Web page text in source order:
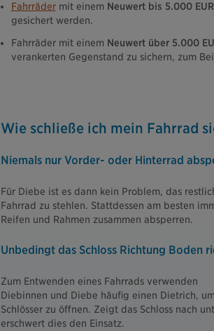
Fahrrädermit einem Neuwert bis 5.000 EUR
gesichert werden.
Fahrräder mit einem Neuwert über 5.000
verankerten Gegenstand zu sichern, zum
Wie schließe ich mein Fahrrad
Niemals nur Vorder- oder Hinterrad
Für Diebe ist es dann kein Problem, das
Fahrrad zu stehlen. Stattdessen am besten
Reifen und Rahmen zusammen absperren.
Unbedingt das Schloss Richtung Boden
Zum Entwenden eines Fahrrads verwenden
Diebinnen und Diebe häufig einen Dietrich, um
Schlösser zu öffnen. Zeigt das Schloss nach
erschwert dies den Einsatz.